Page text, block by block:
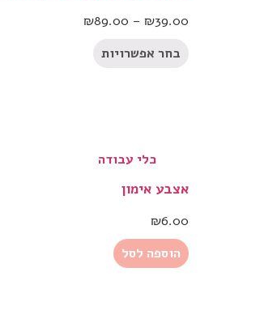
₪39.00
–
₪89.00
בחר אפשרויות
כלי עבודה
אצבע אימון
₪6.00
הוספה לסל